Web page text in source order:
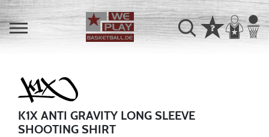
K1X ANTI GRAVITY LONG SLEEVE
SHOOTING SHIRT